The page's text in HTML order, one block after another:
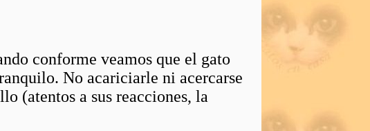
conforme veamos que el gato
No acariciarle ni acercarse
(atentos a sus reacciones, la